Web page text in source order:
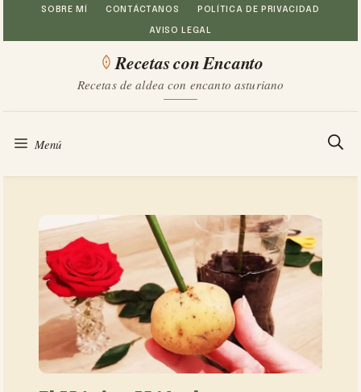
Saltar
al
SOBRE MÍ CONTÁCTANOS POLÍTICA DE PRIVACIDAD
AVISO LEGAL
Recetas con Encanto
Recetas de aldea con encanto asturiano
Menú